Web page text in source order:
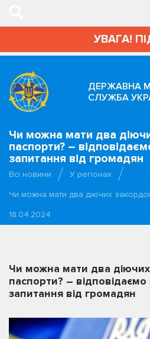
УВАГА!
ДЕРЖАВНА
СЛУЖБА
Чи можна мати два
паспорти? –
запитання від громадян
Всі новини
У регіонах
Чи можна мати два діючих
18.04.2024
Чи можна мати два
паспорти? –
запитання від громадян